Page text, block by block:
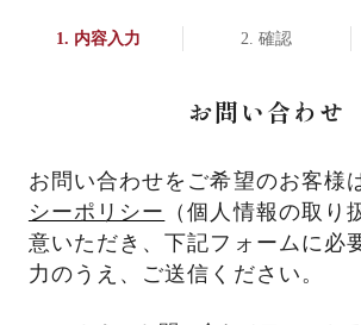
内容入力 確認
お問い合わせ
お問い合わせをご希望のお客様
シーポリシー
（個人情報の取り
意いただき、下記フォームに必
力のうえ、ご送信ください。